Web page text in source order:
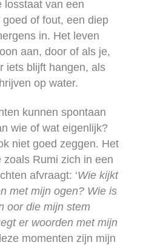
losstaat van een
of fout, een diep
in. Het leven
aan, door of als je,
iets blijft hangen, als
op water.
kunnen spontaan
wie of wat eigenlijk?
niet goed zeggen. Het
zoals Rumi zich in een
afvraagt: ‘Wie kijkt
met mijn ogen? Wie is
oor die mijn stem
er woorden met mijn
momenten zijn mijn